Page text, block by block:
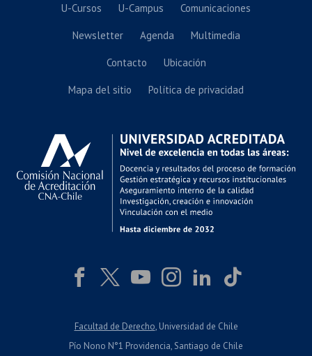
U-Cursos U-Campus Comunicaciones
Newsletter Agenda Multimedia
Contacto Ubicación
Mapa del sitio Política de privacidad
Facultad de Derecho, Universidad de Chile
Pío Nono N°1 Providencia, Santiago de Chile